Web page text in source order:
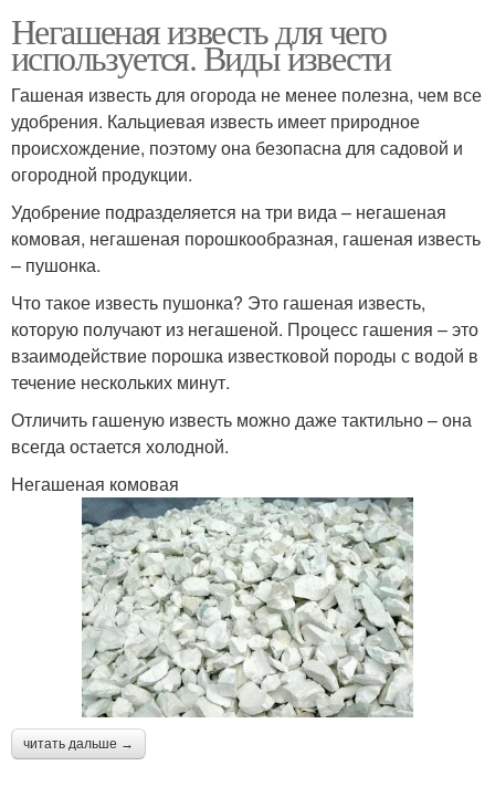
Негашеная известь для чего
используется. Виды извести
Гашеная известь для огорода не менее полезна, чем все
удобрения. Кальциевая известь имеет природное
происхождение, поэтому она безопасна для садовой и
огородной продукции.
Удобрение подразделяется на три вида – негашеная
комовая, негашеная порошкообразная, гашеная известь
– пушонка.
Что такое известь пушонка? Это гашеная известь,
которую получают из негашеной. Процесс гашения – это
взаимодействие порошка известковой породы с водой в
течение нескольких минут.
Отличить гашеную известь можно даже тактильно – она
всегда остается холодной.
Негашеная комовая
читать дальше →